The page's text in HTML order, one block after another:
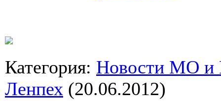
Категория: Новости МО
Ленпех (20.06.2012)